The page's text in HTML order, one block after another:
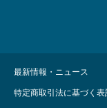
最新情報・ニュース
特定商取引法に基づく表